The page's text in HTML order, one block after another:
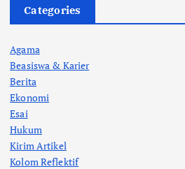
Categories
Agama
Beasiswa & Karier
Berita
Ekonomi
Esai
Hukum
Kirim Artikel
Kolom Reflektif